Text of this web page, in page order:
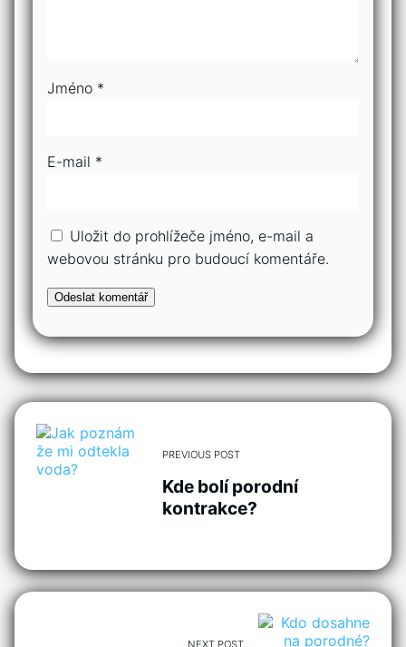
Jméno *
E-mail *
Uložit do prohlížeče jméno, e-mail a
webovou stránku pro budoucí komentáře.
PREVIOUS POST
Kde bolí porodní
kontrakce?
NEXT POST